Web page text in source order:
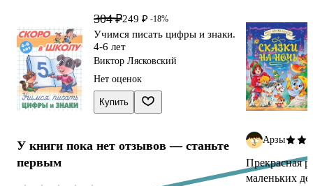
304 ₽249 ₽ -18%
Учимся писать цифры и знаки.
4-6 лет
Виктор Лясковский
Нет оценок
Купить
У книги пока нет отзывов — станьте
первым
Арзы
Прекрасная
маленьких